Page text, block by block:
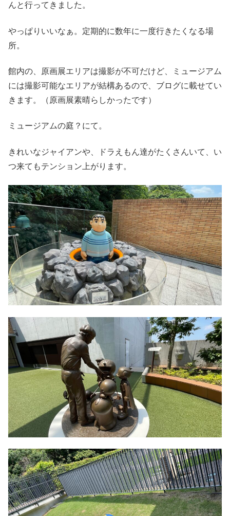
んと行ってきました。
やっぱりいいなぁ。定期的に数年に一度行きたくなる場
所。
館内の、原画展エリアは撮影が不可だけど、ミュージアム
には撮影可能なエリアが結構あるので、ブログに載せてい
きます。（原画展素晴らしかったです）
ミュージアムの庭？にて。
きれいなジャイアンや、ドラえもん達がたくさんいて、い
つ来てもテンション上がります。